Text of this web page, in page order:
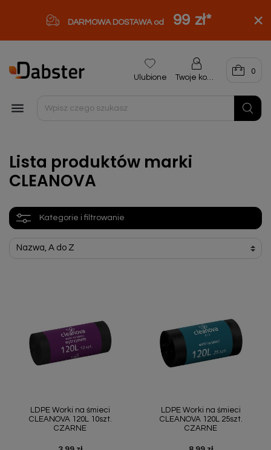
DARMOWA DOSTAWA od 99 zł*

Ulubione Twoje konto
0
Lista produktów marki
CLEANOVA
Kategorie i filtrowanie
LDPE Worki na śmieci
CLEANOVA 120L 10szt.
CZARNE
LDPE Worki na śmieci
CLEANOVA 120L 25szt.
CZARNE